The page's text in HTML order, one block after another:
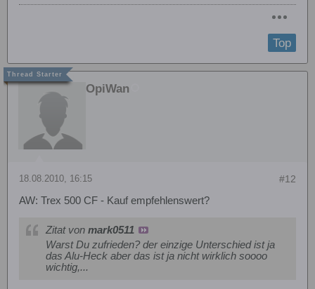
Top
OpiWan
#12
18.08.2010, 16:15
AW: Trex 500 CF - Kauf empfehlenswert?
Zitat von mark0511
Warst Du zufrieden? der einzige Unterschied ist ja
das Alu-Heck aber das ist ja nicht wirklich soooo
wichtig,...